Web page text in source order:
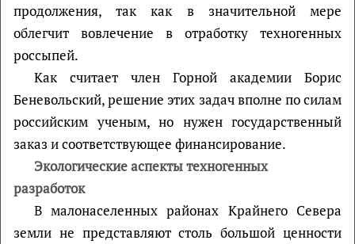
продолжения, так как в значительной мере
облегчит вовлечение в отработку техногенных
россыпей.
Как считает член Горной академии Борис
Беневольский, решение этих задач вполне по силам
российским ученым, но нужен государственный
заказ и соответствующее финансирование.
Экологические аспекты техногенных
разработок
В малонаселенных районах Крайнего Севера
земли не представляют столь большой ценности